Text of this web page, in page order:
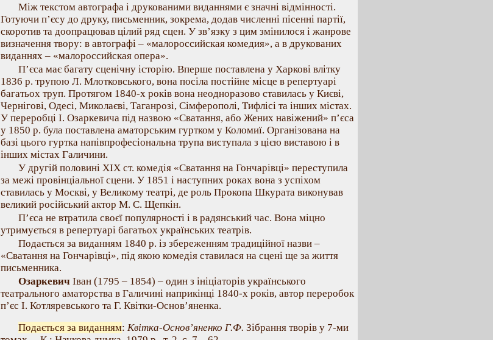
Між текстом автографа і друкованими виданнями є значні відмінності.
Готуючи п’єсу до друку, письменник, зокрема, додав численні пісенні партії,
скоротив та доопрацював цілий ряд сцен. У зв’язку з цим змінилося і жанрове
визначення твору: в автографі – «малороссийская комедия», а в друкованих
виданнях – «малороссийская опера».
П’єса має багату сценічну історію. Вперше поставлена у Харкові влітку
1836 р. трупою Л. Млотковського, вона посіла постійне місце в репертуарі
багатьох труп. Протягом 1840-х років вона неодноразово ставилась у Києві,
Чернігові, Одесі, Миколаєві, Таганрозі, Сімферополі, Тифлісі та інших містах.
У переробці І. Озаркевича під назвою «Сватання, або Жених навіжений» п’єса
у 1850 р. була поставлена аматорським гуртком у Коломиї. Організована на
базі цього гуртка напівпрофесіональна трупа виступала з цією виставою і в
інших містах Галичини.
У другій половині XIX ст. комедія «Сватання на Гончарівці» переступила
за межі провінціальної сцени. У 1851 і наступних роках вона з успіхом
ставилась у Москві, у Великому театрі, де роль Прокопа Шкурата виконував
великий російський актор M. С. Щепкін.
П’єса не втратила своєї популярності і в радянський час. Вона міцно
утримується в репертуарі багатьох українських театрів.
Подається за виданням 1840 р. із збереженням традиційної назви –
«Сватання на Гончарівці», під якою комедія ставилася на сцені ще за життя
письменника.
Озаркевич Іван (1795 – 1854) – один з ініціаторів українського
театрального аматорства в Галичині наприкінці 1840-х років, автор переробок
п’єс І. Котляревського та Г. Квітки-Основ’яненка.
Подається за виданням: Квітка-Основ’яненко Г.Ф. Зібрання творів у 7-ми